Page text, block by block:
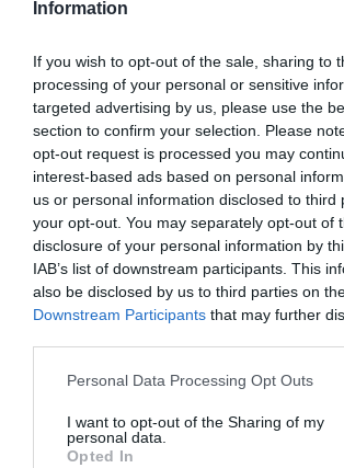
Information
If you wish to opt-out of the sale, sharing to
processing of your personal or sensitive
targeted advertising by us, please use the
section to confirm your selection. Please
opt-out request is processed you may
interest-based ads based on personal
us or personal information disclosed to third
your opt-out. You may separately opt-out of
disclosure of your personal information by
IAB’s list of downstream participants. This
also be disclosed by us to third parties on
Downstream Participants that may further
Personal Data Processing Opt Outs
I want to opt-out of the Sharing of my
personal data.
Opted In
Podczas swojej pierwszej
zarówno niezwykłej przyrody,
kultury kraju.
Jak się Poruszać po
Transport w Australii jest dobrze
Można korzystać z krajowych linii
pozwala na szybkie przemieszczenie
miastami. W miastach dostępne są
transport publiczny, takie jak
czy metro. Wynajęcie samochodu to
rejonach. Pamiętaj, żeby
wyprzedzeniem, zwłaszcza w sezonie
turystycznym.